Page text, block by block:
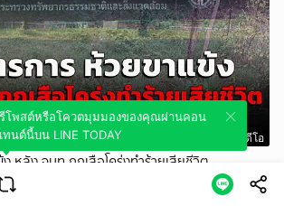
วิดีโอ
หลัง จนท.ถูกเสือโคร่งทำร้ายเสียชีวิต
มองของคุณผ่านคอนเทนต์นี้บน
รีโพสต์หรือโควตมุมมองของคุณผ่านคอน
เทนต์นี้บน LINE TODAY